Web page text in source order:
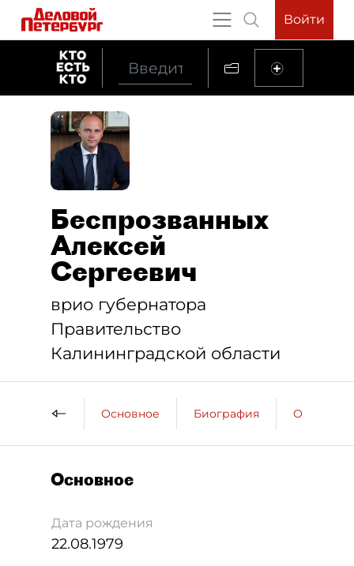
Войти
Беспрозванных
Алексей
Сергеевич
врио губернатора
Правительство
Калининградской области
Основное Биография
Основное
Дата рождения
22.08.1979